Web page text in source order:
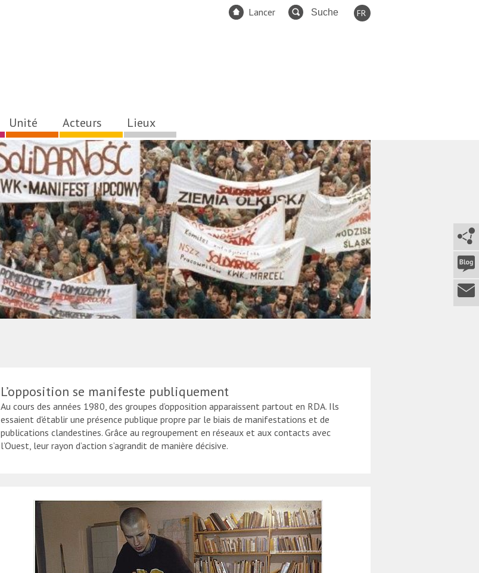
Lancer
FR
Unité Acteurs Lieux
L’opposition se manifeste publiquement
Au cours des années 1980, des groupes d’opposition apparaissent partout en RDA. Ils
essaient d'établir une présence publique propre par le biais de manifestations et de
publications clandestines. Grâce au regroupement en réseaux et aux contacts avec
l’Ouest, leur rayon d’action s’agrandit de manière décisive.